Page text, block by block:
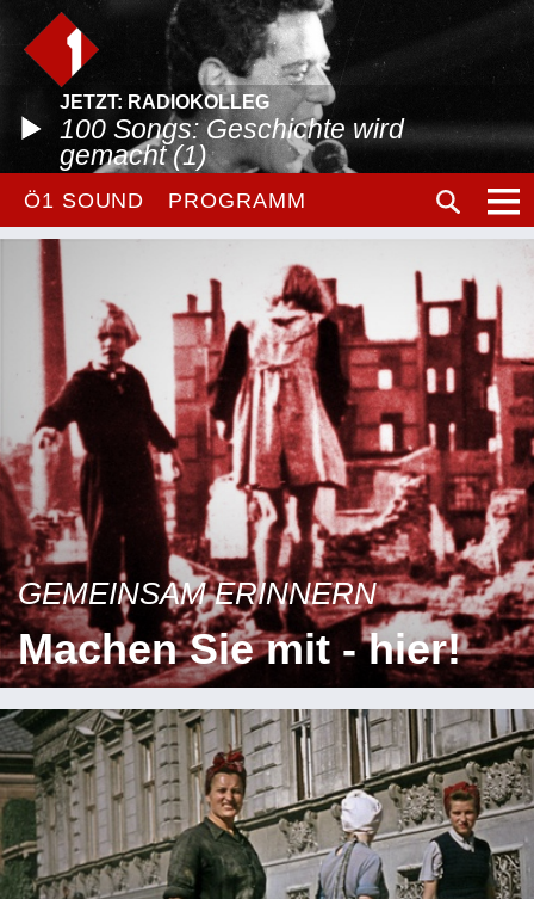
JETZT: RADIOKOLLEG
100 Songs: Geschichte wird
gemacht (1)
Ö1 SOUND PROGRAMM
GEMEINSAM ERINNERN
Machen Sie mit - hier!